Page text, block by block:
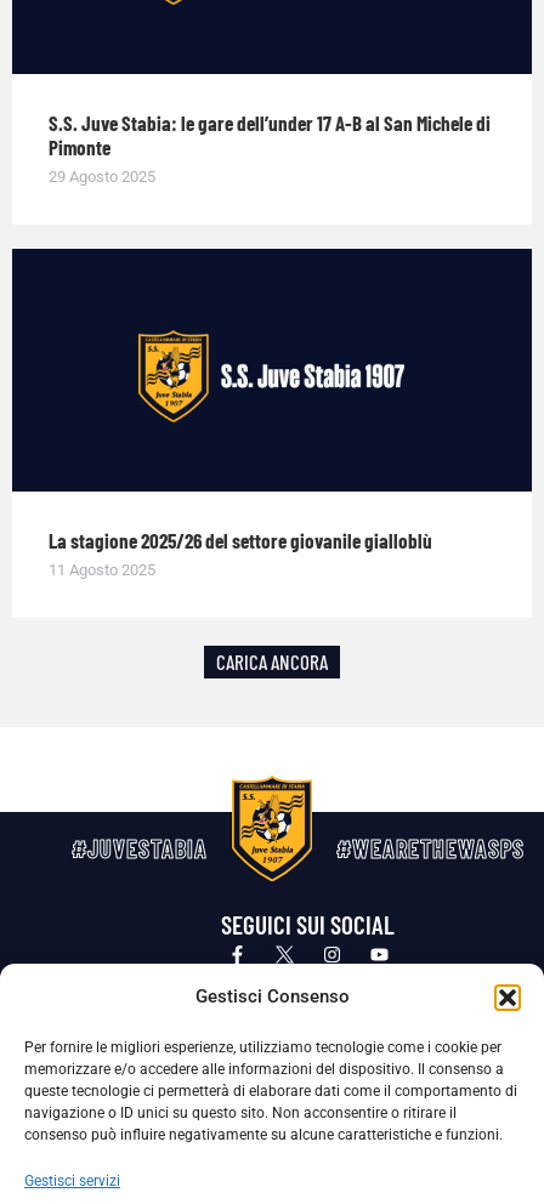
Gestisci Consenso
Per fornire le migliori esperienze, utilizziamo tecnologie come i cookie per
memorizzare e/o accedere alle informazioni del dispositivo. Il consenso a
queste tecnologie ci permetterà di elaborare dati come il comportamento di
navigazione o ID unici su questo sito. Non acconsentire o ritirare il
consenso può influire negativamente su alcune caratteristiche e funzioni.
Gestisci servizi
S.S. Juve Stabia: le gare dell’under 17 A-B al San Michele di
Pimonte
29 Agosto 2025
La stagione 2025/26 del settore giovanile gialloblù
11 Agosto 2025
CARICA ANCORA
#JUVESTABIA #WEARETHEWASPS
SEGUICI SUI SOCIAL
Privacy Policy Cookie Policy
La Società ha nominato il Responsabile della Protezione dei Dati Personali (DPO), figura specializzata che vigila sulle modalità
adottate dalla nostra Società per tutelare i Suoi dati personali.
Per contattare il DPO può scrivere a